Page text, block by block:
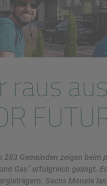
raus
Gemeinden zeigen beim
Gas“ erfolgreich gelingt.
Sechs Monate